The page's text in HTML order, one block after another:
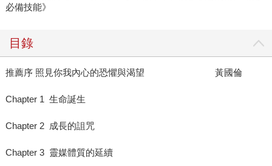
必備技能》
目錄
推薦序 照見你我內心的恐懼與渴望 黃國倫
Chapter 1 生命誕生
Chapter 2 成長的詛咒
Chapter 3 靈媒體質的延續